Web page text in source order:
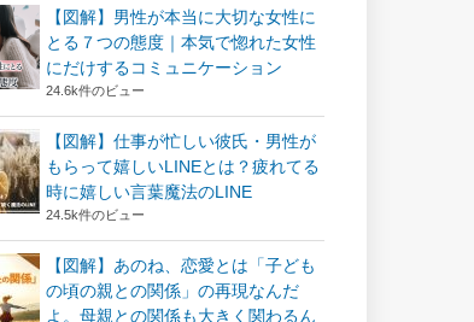
【図解】男性が本当に大切な女性に
とる７つの態度｜本気で惚れた女性
にだけするコミュニケーション
24.6k件のビュー
【図解】仕事が忙しい彼氏・男性が
もらって嬉しいLINEとは？疲れてる
時に嬉しい言葉魔法のLINE
24.5k件のビュー
【図解】あのね、恋愛とは「子ども
の頃の親との関係」の再現なんだ
よ。母親との関係も大きく関わるん